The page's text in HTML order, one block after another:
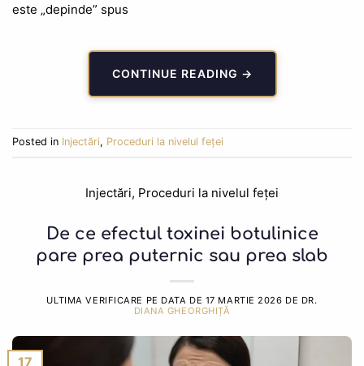
este „depinde” spus
CONTINUE READING →
Posted in Injectări, Proceduri la nivelul feței
Injectări, Proceduri la nivelul feței
De ce efectul toxinei botulinice
pare prea puternic sau prea slab
ULTIMA VERIFICARE PE DATA DE 17 MARTIE 2026 DE DR.
DIANA GHEORGHIȚĂ
17